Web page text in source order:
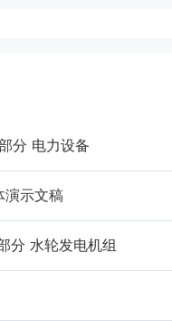
分 电力设备
演示文稿
分 水轮发电机组